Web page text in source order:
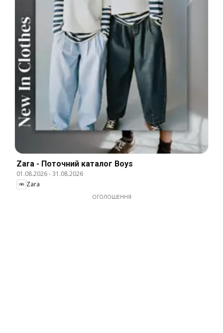
Zara - Поточний каталог Boys
01.08.2026-31.08.2026
Zara
ОГОЛОШЕННЯ